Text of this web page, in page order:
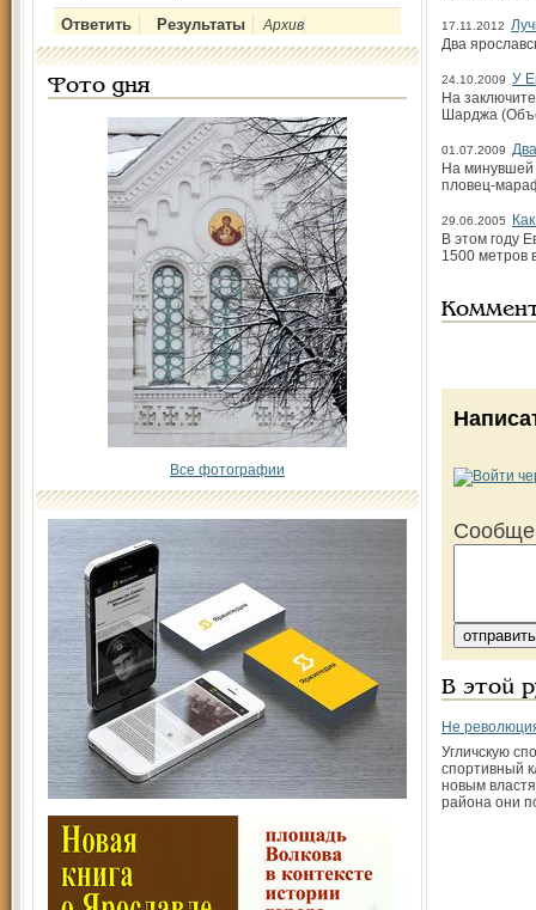
Архив
Фото дня
Все фотографии
17.11.2012
Два
24.10.2009 У
На
Шарджа
01.07.2009
На минувшей
пловец-
29.06.2005
В этом году
1500 метров
В этой
Не
Угличскую
спортивный
новым
района они